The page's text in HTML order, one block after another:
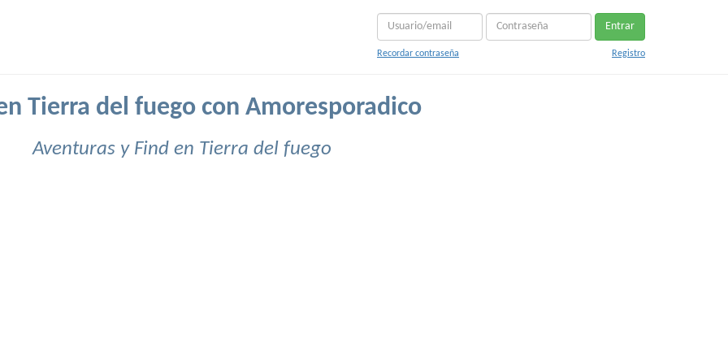
Entrar
Recordar contraseña Registro
Tierra del fuego con Amoresporadico
Aventuras y Find en Tierra del fuego